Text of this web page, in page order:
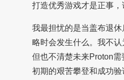
打造优秀游戏才是正事，
我最担忧的是当盖布退
略时会发生什么。我不认
但也不清楚未来Proton
初期的艰苦攀登和成功